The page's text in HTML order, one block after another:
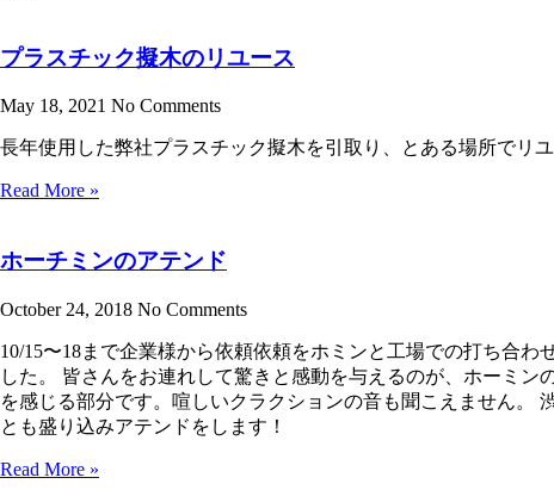
プラスチック擬木のリユース
May 18, 2021 No Comments
長年使用した弊社プラスチック擬木を引取り、とある場所でリ
Read More »
ホーチミンのアテンド
October 24, 2018 No Comments
10/15〜18まで企業様から依頼依頼をホミンと工場での打ち合
した。 皆さんをお連れして驚きと感動を与えるのが、ホーミ
を感じる部分です。喧しいクラクションの音も聞こえません。
とも盛り込みアテンドをします！
Read More »